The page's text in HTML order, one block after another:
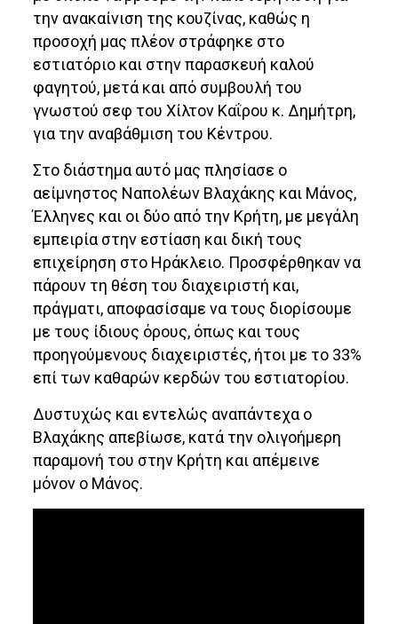
την ανακαίνιση της κουζίνας, καθώς η
προσοχή μας πλέον στράφηκε στο
εστιατόριο και στην παρασκευή καλού
φαγητού, μετά και από συμβουλή του
γνωστού σεφ του Χίλτον Καΐρου κ. Δημήτρη,
για την αναβάθμιση του Κέντρου.
Στο διάστημα αυτό μας πλησίασε ο
αείμνηστος Ναπολέων Βλαχάκης και Μάνος,
Έλληνες και οι δύο από την Κρήτη, με μεγάλη
εμπειρία στην εστίαση και δική τους
επιχείρηση στο Ηράκλειο. Προσφέρθηκαν να
πάρουν τη θέση του διαχειριστή και,
πράγματι, αποφασίσαμε να τους διορίσουμε
με τους ίδιους όρους, όπως και τους
προηγούμενους διαχειριστές, ήτοι με το 33%
επί των καθαρών κερδών του εστιατορίου.
Δυστυχώς και εντελώς αναπάντεχα ο
Βλαχάκης απεβίωσε, κατά την ολιγοήμερη
παραμονή του στην Κρήτη και απέμεινε
μόνον ο Μάνος.